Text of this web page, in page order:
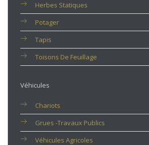
Herbes Statiques
Potager
Tapis
Toisons De Feuillage
Véhicules
Chariots
Grues -travaux Publics
Véhicules Agricoles